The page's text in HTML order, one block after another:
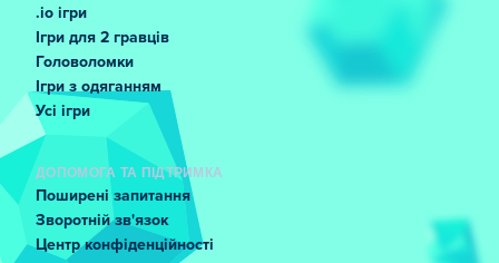
.io ігри
Ігри для 2 гравців
Головоломки
Ігри з одяганням
Усі ігри
ДОПОМОГА ТА ПІДТРИМКА
Поширені запитання
Зворотній зв'язок
Центр конфіденційності